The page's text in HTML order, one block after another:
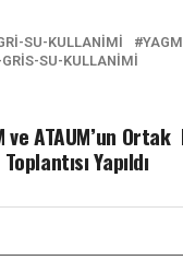
SU-KULLANIMI
SU-KULLANIMI
ve ATAUM’un
Yapıldı